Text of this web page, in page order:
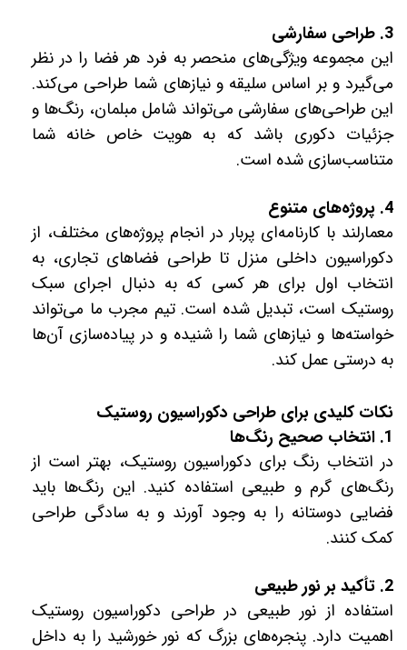
3. طراحی سفارشی
این مجموعه ویژگی‌های منحصر به فرد هر فضا را در نظر
می‌گیرد و بر اساس سلیقه و نیازهای شما طراحی‌ می‌کند.
این طراحی‌های سفارشی می‌تواند شامل مبلمان، رنگ‌ها و
جزئیات دکوری باشد که به هویت خاص خانه شما
متناسب‌سازی شده است.
4. پروژه‌های متنوع
معمارلند با کارنامه‌ای پربار در انجام پروژه‌های مختلف، از
دکوراسیون داخلی منزل تا طراحی فضاهای تجاری، به
انتخاب اول برای هر کسی که به دنبال اجرای سبک
روستیک است، تبدیل شده است. تیم مجرب ما می‌تواند
خواسته‌ها و نیازهای شما را شنیده و در پیاده‌سازی آن‌ها
به درستی عمل کند.
نکات کلیدی برای طراحی دکوراسیون روستیک
1. انتخاب صحیح رنگ‌ها
در انتخاب رنگ برای دکوراسیون روستیک، بهتر است از
رنگ‌های گرم و طبیعی استفاده کنید. این رنگ‌ها باید
فضایی دوستانه را به وجود آورند و به سادگی طراحی
کمک کنند.
2. تأکید بر نور طبیعی
استفاده از نور طبیعی در طراحی دکوراسیون روستیک
اهمیت دارد. پنجره‌های بزرگ که نور خورشید را به داخل